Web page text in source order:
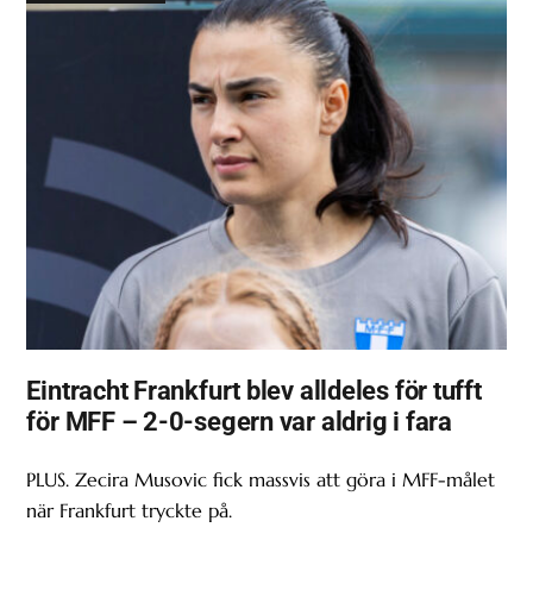
Eintracht Frankfurt blev alldeles för tufft
för MFF – 2-0-segern var aldrig i fara
PLUS. Zecira Musovic fick massvis att göra i MFF-målet
när Frankfurt tryckte på.